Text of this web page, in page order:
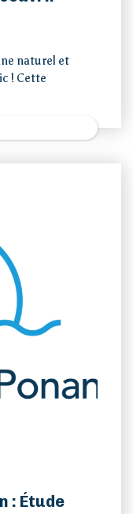
naturel et
! Cette
: Étude